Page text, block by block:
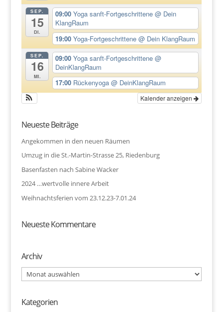
SEP.
15
Di.
09:00Yoga sanft-Fortgeschrittene@ Dein
KlangRaum
19:00Yoga-Fortgeschrittene@ Dein KlangRaum
SEP.
16
Mi.
09:00Yoga sanft-Fortgeschrittene@
DeinKlangRaum
17:00 Rückenyoga@ DeinKlangRaum
Kalender anzeigen
Neueste Beiträge
Angekommen in den neuen Räumen
Umzug in die St.-Martin-Strasse 25, Riedenburg
Basenfasten nach Sabine Wacker
2024 …wertvolle innere Arbeit
Weihnachtsferien vom 23.12.23-7.01.24
Neueste Kommentare
Archiv
Archiv
Kategorien